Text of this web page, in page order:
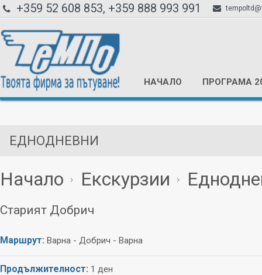
+359 52 608 853, +359 888 993 991
НАЧАЛО ПРОГРАМА
ЕДНОДНЕВНИ
Начало Екскурзии
Старият Добрич
Маршрут: Варна - Добрич - Варна
Продължителност: 1 ден